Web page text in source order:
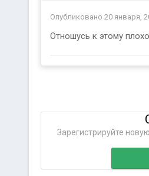
Опубликовано 20 января,
Отношусь к этому
Зарегистрируйте